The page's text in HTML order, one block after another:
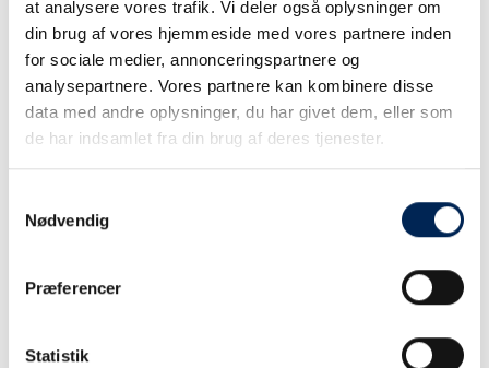
at analysere vores trafik. Vi deler også oplysninger om
din brug af vores hjemmeside med vores partnere inden
for sociale medier, annonceringspartnere og
analysepartnere. Vores partnere kan kombinere disse
data med andre oplysninger, du har givet dem, eller som
de har indsamlet fra din brug af deres tjenester.
Nødvendig
Præferencer
Statistik
Har du en kundeaftale?
Hvis du har en kundeaftale, har du nogle specialaftale
med os og har derfor nok nogle andre spørgsmål end
andre kunder. Derfor har vi samlet svar på netop dine
spørgsmål her.